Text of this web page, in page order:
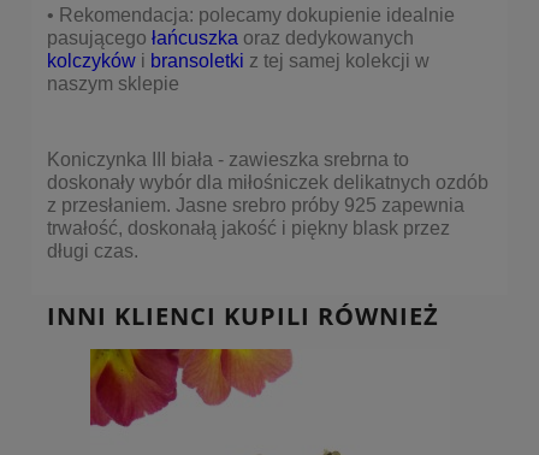
• Rekomendacja: polecamy dokupienie idealnie
pasującego łańcuszka oraz dedykowanych
kolczyków i bransoletki z tej samej kolekcji w
naszym sklepie
Koniczynka III biała - zawieszka srebrna to
doskonały wybór dla miłośniczek delikatnych ozdób
z przesłaniem. Jasne srebro próby 925 zapewnia
trwałość, doskonałą jakość i piękny blask przez
długi czas.
INNI KLIENCI KUPILI RÓWNIEŻ